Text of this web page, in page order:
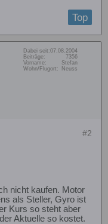
Top
Dabei seit:07.08.2004
Beiträge:
7356
Vorname:
Stefan
Wohn/Flugort:
Neuss
#2
nicht kaufen. Motor
als Steller, Gyro ist
Kurs so steht aber
Aktuelle so kostet.